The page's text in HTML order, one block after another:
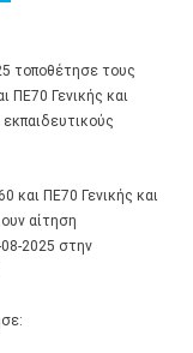
τοποθέτησε τους
ΠΕ70 Γενικής και
και ΠΕ70 Γενικής και
αίτηση
2025 στην